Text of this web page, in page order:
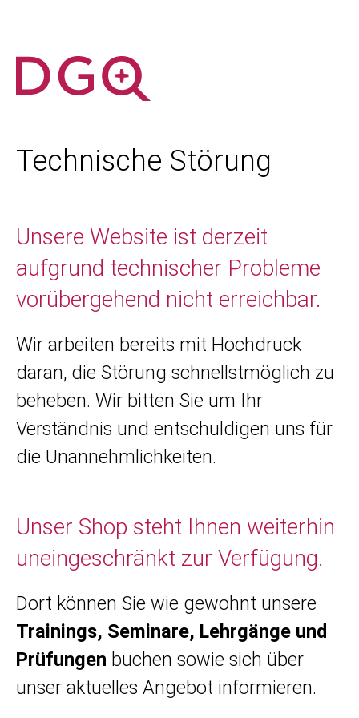
Technische Störung
Unsere Website ist derzeit
aufgrund technischer Probleme
vorübergehend nicht erreichbar.
Wir arbeiten bereits mit Hochdruck
daran, die Störung schnellstmöglich zu
beheben. Wir bitten Sie um Ihr
Verständnis und entschuldigen uns für
die Unannehmlichkeiten.
Unser Shop steht Ihnen weiterhin
uneingeschränkt zur Verfügung.
Dort können Sie wie gewohnt unsere
Trainings, Seminare, Lehrgänge und
Prüfungen buchen sowie sich über
unser aktuelles Angebot informieren.